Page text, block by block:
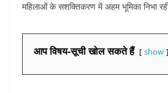
महिलाओं के सशक्तिकरण में अहम भूमिका निभा
आप विषय-सूची खोल सकते हैं show